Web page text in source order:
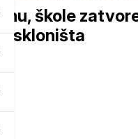
škole
skloništa